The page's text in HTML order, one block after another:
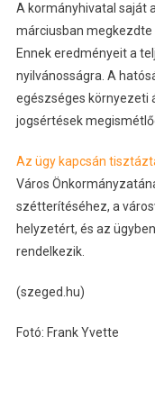
A kormányhivatal saját
márciusban
Ennek eredményeit a
nyilvánosságra. A
egészséges környezeti
jogsértések
Az ügy kapcsán
Város
szétterítéséhez, a
helyzetért, és az
rendelkezik.
(szeged.hu)
Fotó: Frank Yvette